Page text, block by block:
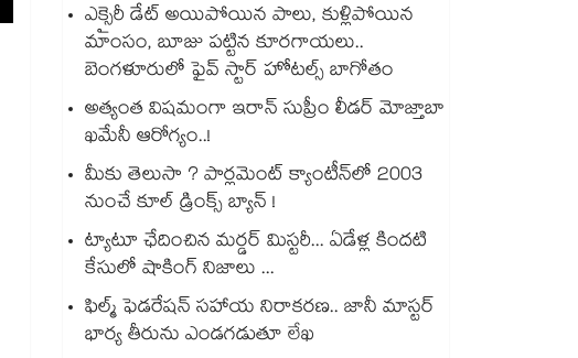
ఎక్సైరీ డేట్ అయిపోయిన పాలు, కుళ్లిపోయిన
మాంసం, బూజు పట్టిన కూరగాయలు..
బెంగళూరులో ఫైవ్ స్టార్ హోటల్స్ బాగోతం
అత్యంత విషమంగా ఇరాన్ సుప్రీం లీడర్ మోజ్తాబా
ఖమేనీ ఆరోగ్యం..!
మీకు తెలుసా ? పార్లమెంట్ క్యాంటీన్⁪లో 2003
నుంచే కూల్ డ్రింక్స్ బ్యాన్ !
ట్యాటూ ఛేదించిన మర్డర్ మిస్టరీ... ఏడేళ్ల కిందటి
కేసులో షాకింగ్ నిజాలు ...
ఫిల్మ్ ఫెడరేషన్ సహాయ నిరాకరణ.. జానీ మాస్టర్
భార్య తీరును ఎండగడుతూ లేఖ